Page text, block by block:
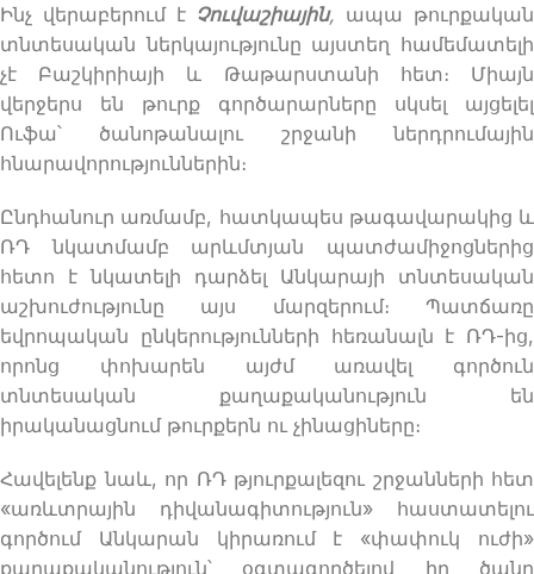
Ինչ վերաբերում է Չուվաշիային, ապա թուրքական
տնտեսական ներկայությունը այստեղ համեմատելի
չէ Բաշկիրիայի և Թաթարստանի հետ։ Միայն
վերջերս են թուրք գործարարները սկսել այցելել
Ուֆա՝ ծանոթանալու շրջանի ներդրումային
հնարավորություններին։
Ընդհանուր առմամբ, հատկապես թագավարակից և
ՌԴ նկատմամբ արևմտյան պատժամիջոցներից
հետո է նկատելի դարձել Անկարայի տնտեսական
աշխուժությունը այս մարզերում։ Պատճառը
եվրոպական ընկերությունների հեռանալն է ՌԴ-ից,
որոնց փոխարեն այժմ առավել գործուն
տնտեսական քաղաքականություն են
իրականացնում թուրքերն ու չինացիները։
Հավելենք նաև, որ ՌԴ թյուրքալեզու շրջանների հետ
«առևտրային դիվանագիտություն» հաստատելու
գործում Անկարան կիրառում է «փափուկ ուժի»
քաղաքականություն՝ օգտագործելով իր ծանր